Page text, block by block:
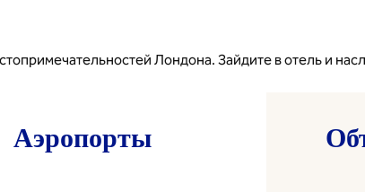
Лондона. Зайдите в отель и
Аэропорты